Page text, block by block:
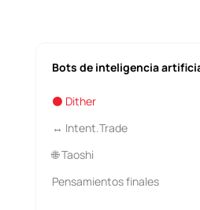
⚫️ Dither
↔️ Intent.Trade
🌐 Taoshi
Pensamientos finales